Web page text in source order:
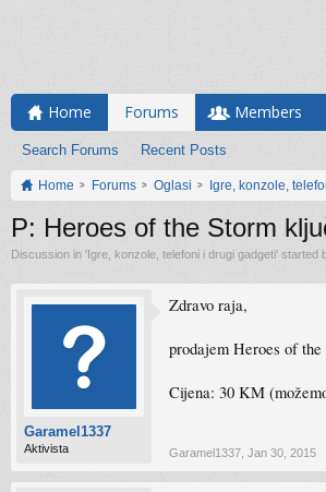
Home Forums
Search Forums Recent Posts
Members
Home Forums Oglasi Igre, konzole,
P: Heroes of the Storm
Discussion in 'Igre, konzole, telefoni i drugi gadgeti' started
Garamel1337
Aktivista
Zdravo raja,
prodajem Heroes of
Cijena: 30 KM
Garamel1337 Jan 30, 2015